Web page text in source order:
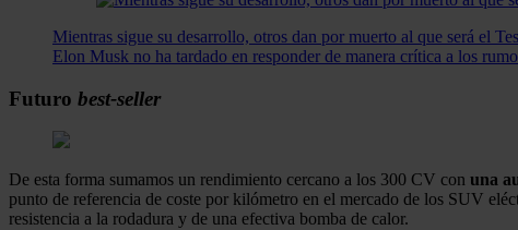
Mientras sigue su desarrollo, otros dan por muerto al que será el
Elon Musk no ha tardado en responder de manera crítica a los
Futuro best-seller
De esta forma sumamos un rendimiento cercano a los 300 CV con una
punto de referencia de coste por kilómetro en el mercado de los SUV
resistencia a la rodadura y de una efectiva bomba de calor.